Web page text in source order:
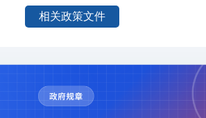
相关政策文件